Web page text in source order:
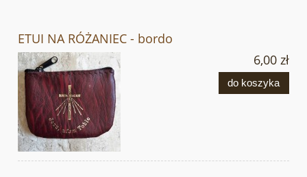
ETUI NA RÓŻANIEC - bordo
6,00 zł
do koszyka